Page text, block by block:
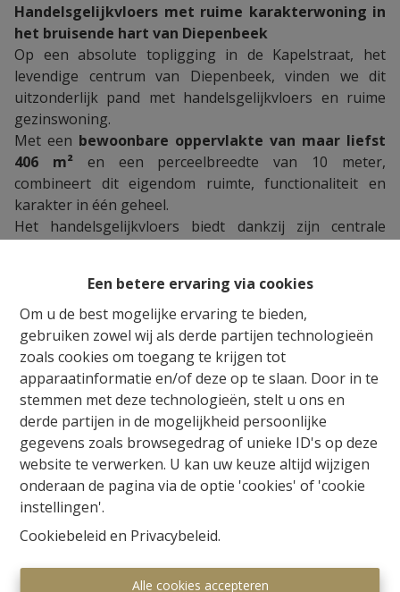
Een betere ervaring via cookies
Om u de best mogelijke ervaring te bieden,
gebruiken zowel wij als derde partijen technologieën
zoals cookies om toegang te krijgen tot
apparaatinformatie en/of deze op te slaan. Door in te
stemmen met deze technologieën, stelt u ons en
derde partijen in de mogelijkheid persoonlijke
gegevens zoals browsegedrag of unieke ID's op deze
website te verwerken. U kan uw keuze altijd wijzigen
onderaan de pagina via de optie 'cookies' of 'cookie
instellingen'.
Cookiebeleid en Privacybeleid.
Alle cookies accepteren
Handelsgelijkvloers met ruime karakterwoning in
het bruisende hart van Diepenbeek
Op een absolute topligging in de Kapelstraat, het
levendige centrum van Diepenbeek, vinden we dit
uitzonderlijk pand met handelsgelijkvloers en ruime
gezinswoning.
Met een bewoonbare oppervlakte van maar liefst
406 m²en een perceelbreedte van 10 meter,
combineert dit eigendom ruimte, functionaliteit en
karakter in één geheel.
Het handelsgelijkvloers biedt dankzij zijn centrale
commerciële activiteiten of een vrij beroep.
De bovenliggende woning beschikt over een
leefruimte van 50 m², een hyper-geïnstalleerde
keuken, vier volwaardige slaapkamers, een badkamer
met ligbad, aparte douchekamer en maar liefst vier
toiletten.
Dankzij de veranda, zonnetent en het tuinhuis kan men
volop genieten van de tuin.
Extra troeven zijn degarage met parkeerplaats
dubbele beglazing met PVC-ramen,
condensatiegasketel en alarm. Het pand biedt een
ideale combinatie van wonen en werken op een
Of u nu op zoek bent naar een commerciële